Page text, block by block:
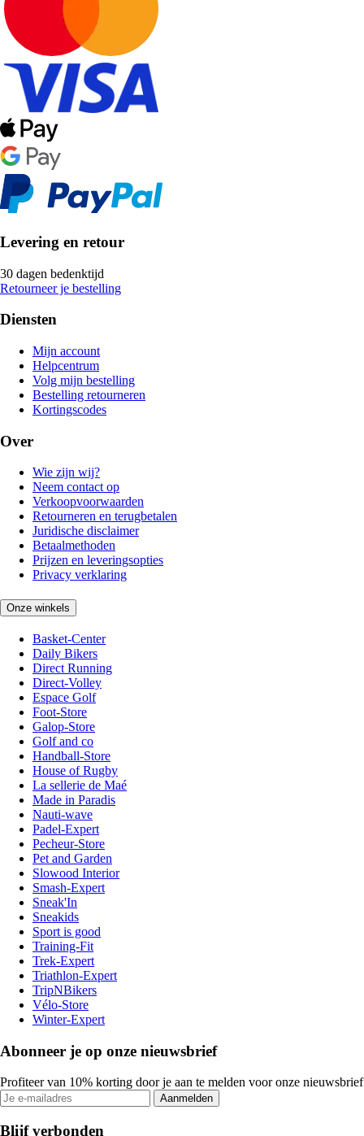
Levering en retour
30 dagen bedenktijd
Retourneer je bestelling
Diensten
Mijn account
Helpcentrum
Volg mijn bestelling
Bestelling retourneren
Kortingscodes
Over
Wie zijn wij?
Neem contact op
Verkoopvoorwaarden
Retourneren en terugbetalen
Juridische disclaimer
Betaalmethoden
Prijzen en leveringsopties
Privacy verklaring
Onze winkels
Basket-Center
Daily Bikers
Direct Running
Direct-Volley
Espace Golf
Foot-Store
Galop-Store
Golf and co
Handball-Store
House of Rugby
La sellerie de Maé
Made in Paradis
Nauti-wave
Padel-Expert
Pecheur-Store
Pet and Garden
Slowood Interior
Smash-Expert
Sneak'In
Sneakids
Sport is good
Training-Fit
Trek-Expert
Triathlon-Expert
TripNBikers
Vélo-Store
Winter-Expert
Abonneer je op onze nieuwsbrief
Profiteer van 10% korting door je aan te melden voor onze nieuwsbrief
Aanmelden
Blijf verbonden